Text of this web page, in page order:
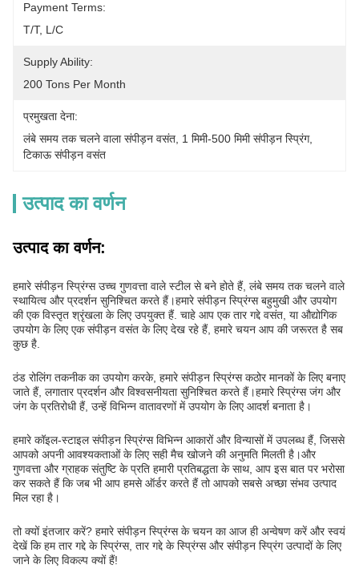
Payment Terms:
T/T, L/C
Supply Ability:
200 Tons Per Month
प्रमुखता देना:
लंबे समय तक चलने वाला संपीड़न वसंत 1 मिमी-500 मिमी संपीड़न स्प्रिंग,
टिकाऊ संपीड़न वसंत
उत्पाद का वर्णन
उत्पाद का वर्णन:
हमारे संपीड़न स्प्रिंग्स उच्च गुणवत्ता वाले स्टील से बने होते हैं, लंबे समय तक चलने वाले
स्थायित्व और प्रदर्शन सुनिश्चित करते हैं।हमारे संपीड़न स्प्रिंग्स बहुमुखी और उपयोग
की एक विस्तृत श्रृंखला के लिए उपयुक्त हैं. चाहे आप एक तार गद्दे वसंत, या औद्योगिक
उपयोग के लिए एक संपीड़न वसंत के लिए देख रहे हैं, हमारे चयन आप की जरूरत है सब
कुछ है.
ठंड रोलिंग तकनीक का उपयोग करके, हमारे संपीड़न स्प्रिंग्स कठोर मानकों के लिए बनाए
जाते हैं, लगातार प्रदर्शन और विश्वसनीयता सुनिश्चित करते हैं।हमारे स्प्रिंग्स जंग और
जंग के प्रतिरोधी हैं, उन्हें विभिन्न वातावरणों में उपयोग के लिए आदर्श बनाता है।
हमारे कॉइल-स्टाइल संपीड़न स्प्रिंग्स विभिन्न आकारों और विन्यासों में उपलब्ध हैं, जिससे
आपको अपनी आवश्यकताओं के लिए सही मैच खोजने की अनुमति मिलती है।और
गुणवत्ता और ग्राहक संतुष्टि के प्रति हमारी प्रतिबद्धता के साथ, आप इस बात पर भरोसा
कर सकते हैं कि जब भी आप हमसे ऑर्डर करते हैं तो आपको सबसे अच्छा संभव उत्पाद
मिल रहा है।
तो क्यों इंतजार करें? हमारे संपीड़न स्प्रिंग्स के चयन का आज ही अन्वेषण करें और स्वयं
देखें कि हम तार गद्दे के स्प्रिंग्स, तार गद्दे के स्प्रिंग्स और संपीड़न स्प्रिंग उत्पादों के लिए
जाने के लिए विकल्प क्यों हैं!